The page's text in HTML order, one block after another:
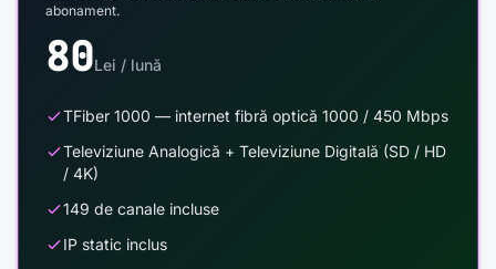
abonament.
80Lei / lună
TFiber 1000 — internet fibră optică 1000 / 450 Mbps
Televiziune Analogică + Televiziune Digitală (SD / HD
/ 4K)
149 de canale incluse
IP static inclus